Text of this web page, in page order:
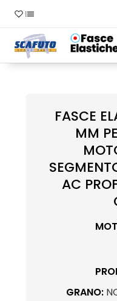
FASCE
MM
AC
GRANO: